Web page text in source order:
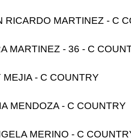
RICARDO MARTINEZ - C
MARTINEZ - 36 - C
MEJIA - C COUNTRY
MENDOZA - C COUNTRY
MERINO - C